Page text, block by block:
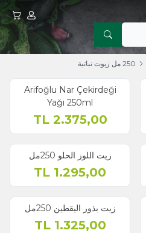
حسابيعربتي
250 مل زيوت نباتية
Arifoğlu Nar Çekirdeği
Yağı 250ml
2.375,00
TL
زيت اللوز الحلو 250مل
1.295,00
زيت بذور اليقطين 250مل
1.325,00
TL